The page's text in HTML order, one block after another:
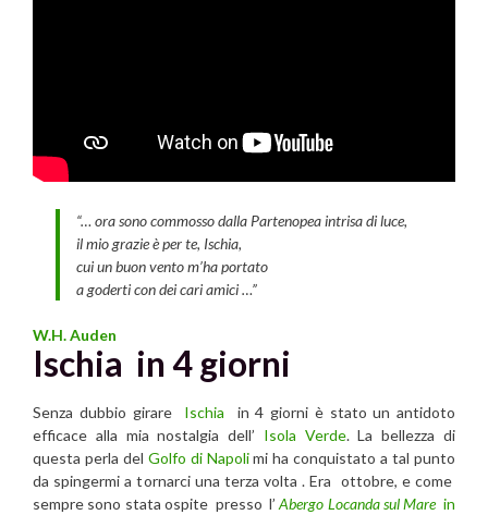
“… ora sono commosso dalla Partenopea intrisa di luce,
il mio grazie è per te, Ischia,
cui un buon vento m’ha portato
a goderti con dei cari amici …”
W.H. Auden
Ischia in 4 giorni
Senza dubbio girare Ischia in 4 giorni è stato un antidoto
efficace alla mia nostalgia dell’ Isola Verde. La bellezza di
questa perla del Golfo di Napolimi ha conquistato a tal punto
da spingermi a tornarci una terza volta . Era ottobre, e come
sempre sono stata ospite presso l’Abergo Locanda sul Mare in